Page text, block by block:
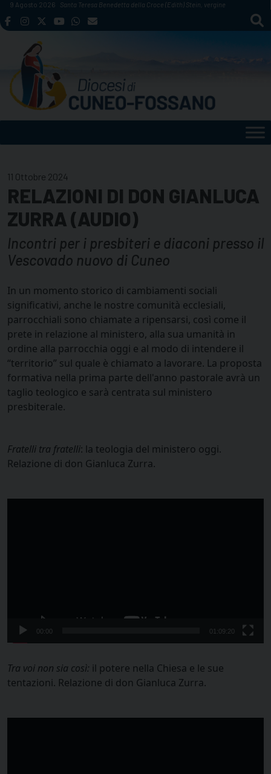
Skip
to
9 Agosto 2026 Santa Teresa Benedetta della Croce (Edith) Stein, vergine
11 Ottobre 2024
RELAZIONI DI DON GIANLUCA
ZURRA (AUDIO)
Incontri per i presbiteri e diaconi presso il
Vescovado nuovo di Cuneo
In un momento storico di cambiamenti sociali
significativi, anche le nostre comunità ecclesiali,
parrocchiali sono chiamate a ripensarsi, così come il
prete in relazione al ministero, alla sua umanità in
ordine alla parrocchia oggi e al modo di intendere il
“territorio” sul quale è chiamato a lavorare. La proposta
formativa nella prima parte dell'anno pastorale avrà un
taglio teologico e sarà centrata sul ministero
presbiterale.
Fratelli tra fratelli: la teologia del ministero oggi.
Relazione di don Gianluca Zurra.
00:00 01:09:20
Tra voi non sia così: il potere nella Chiesa e le sue
tentazioni. Relazione di don Gianluca Zurra.